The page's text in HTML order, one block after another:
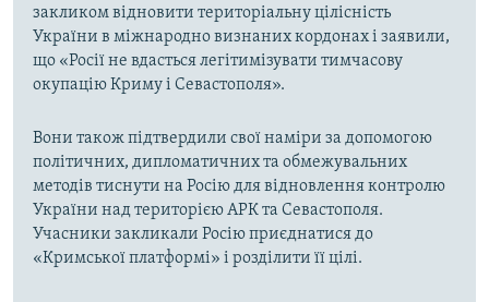
закликом відновити територіальну цілісність
України в міжнародно визнаних кордонах і заявили,
що «Росії не вдасться легітимізувати тимчасову
окупацію Криму і Севастополя».
Вони також підтвердили свої наміри за допомогою
політичних, дипломатичних та обмежувальних
методів тиснути на Росію для відновлення контролю
України над територією АРК та Севастополя.
Учасники закликали Росію приєднатися до
«Кримської платформі» і розділити її цілі.